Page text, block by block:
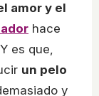
amor y el
hace
es que,
un pelo
y